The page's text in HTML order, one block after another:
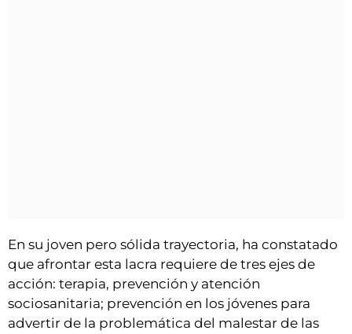
En su joven pero sólida trayectoria, ha constatado
que afrontar esta lacra requiere de tres ejes de
acción: terapia, prevención y atención
sociosanitaria; prevención en los jóvenes para
advertir de la problemática del malestar de las